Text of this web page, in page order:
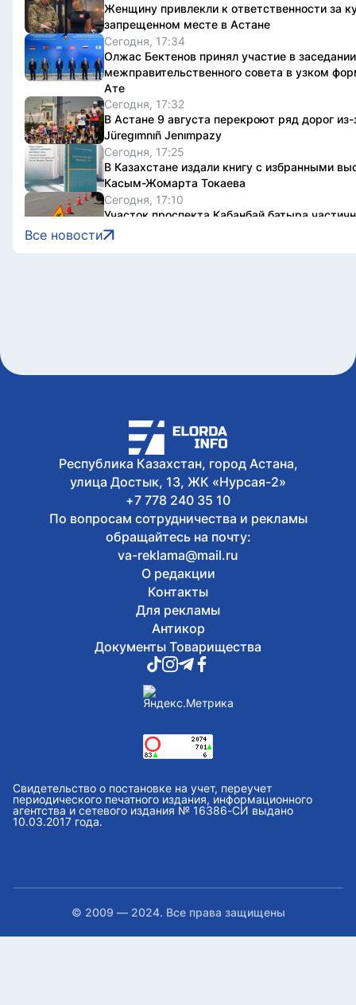
Женщину привлекли к ответственности за
запрещенном месте в Астане
Сегодня, 17:34
Олжас Бектенов принял участие в
межправительственного совета в узком
Ате
Сегодня, 17:32
В Астане 9 августа перекроют ряд дорог
Jüregımnıñ Jenımpazy
Сегодня, 17:25
В Казахстане издали книгу с избранными
Касым-Жомарта Токаева
Сегодня, 17:10
Участок проспекта Кабанбай батыра
Астане
В Астане около 150 юных художников
портреты Абая
Все новости
Республика Казахстан, город Астана,
улица Достык, 13, ЖК «Нурсая-2»
+7 778 240 35 10
По вопросам сотрудничества и рекламы
обращайтесь на почту:
va-reklama@mail.ru
О редакции
Контакты
Для рекламы
Антикор
Документы Товарищества
Свидетельство о постановке на учет, переучет
периодического печатного издания, информационного
агентства и сетевого издания № 16386-СИ выдано
10.03.2017 года.
© 2009 — 2024. Все права защищены